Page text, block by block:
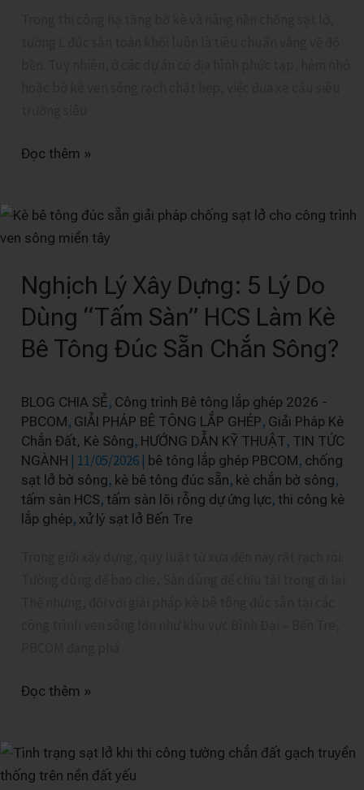
Đọc thêm »
Nghịch Lý Xây Dựng: 5 Lý Do
Dùng “Tấm Sàn” HCS Làm Kè
Bê Tông Đúc Sẵn Chắn Sông?
BLOG CHIA SẺ, Công trình Bê tông lắp ghép 2026 -
PBCOM, GIẢI PHÁP BÊ TÔNG LẮP GHÉP, Giải Pháp Kè
Chắn Đất, Kè Sông, HƯỚNG DẪN KỸ THUẬT, TIN TỨC
NGÀNH | 11/05/2026 | bê tông lắp ghép PBCOM, chống
sạt lở bờ sông, kè bê tông đúc sẵn, kè chắn bờ sông,
tấm sàn HCS, tấm sàn lõi rỗng dự ứng lực, thi công kè
lắp ghép, xử lý sạt lở Bến Tre
Nghịch
Lý
Dựng:
5
Lý
Do
“Tấm
Sàn”
HCS
Làm
Kè
Bê
Đọc thêm »
Giải
Pháp